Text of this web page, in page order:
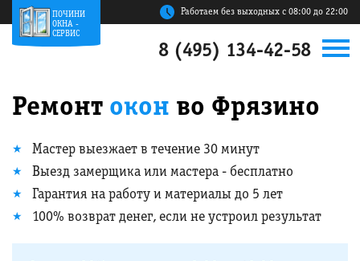
ПОЧИНИ
ОКНА -
СЕРВИС
Работаем без выходных с 08:00 до 22:00
8 (495) 134-42-58
Ремонт окон во Фрязино
Мастер выезжает в течение 30 минут
Выезд замерщика или мастера - бесплатно
Гарантия на работу и материалы до 5 лет
100% возврат денег, если не устроил результат